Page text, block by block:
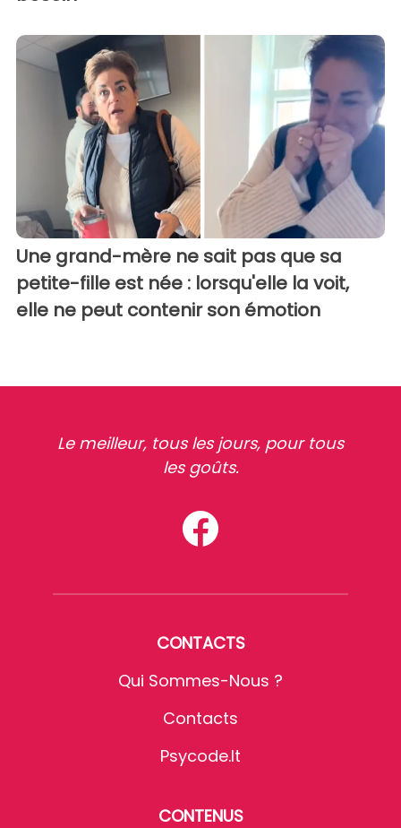
Une grand-mère ne sait pas que sa
petite-fille est née : lorsqu'elle la voit,
elle ne peut contenir son émotion
Le meilleur, tous les jours, pour tous
les goûts.
CONTACTS
Qui Sommes-Nous ?
Contacts
Psycode.it
CONTENUS